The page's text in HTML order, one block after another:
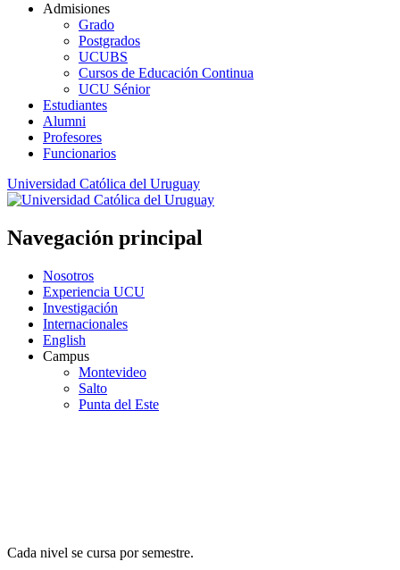
Admisiones
Grado
Postgrados
UCUBS
Cursos de Educación Continua
UCU Sénior
Estudiantes
Alumni
Profesores
Funcionarios
Universidad Católica del Uruguay
Navegación principal
Nosotros
Experiencia UCU
Investigación
Internacionales
English
Campus
Montevideo
Salto
Punta del Este
Cada nivel se cursa por semestre.